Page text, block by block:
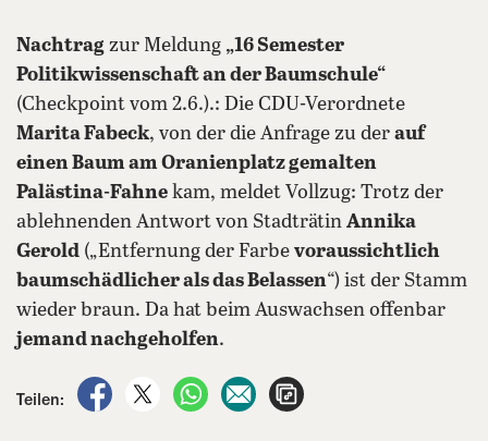
Nachtrag zur Meldung „16 Semester
Politikwissenschaft an der Baumschule“
(Checkpoint vom 2.6.).: Die CDU-Verordnete
Marita Fabeck, von der die Anfrage zu der auf
einen Baum am Oranienplatz gemalten
Palästina-Fahne kam, meldet Vollzug: Trotz der
ablehnenden Antwort von Stadträtin Annika
Gerold („Entfernung der Farbe voraussichtlich
baumschädlicher als das Belassen“) ist der Stamm
wieder braun. Da hat beim Auswachsen offenbar
jemand nachgeholfen.
Teilen:
auf Facebook teilen
auf X teilenper WhatsApp teilen
per E-Mail teilen